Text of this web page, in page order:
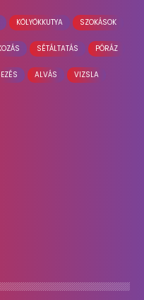
KÖLYÖKKUTYA SZOKÁSOK
SÉTÁLTATÁS PÓRÁZ
ALVÁS VIZSLA